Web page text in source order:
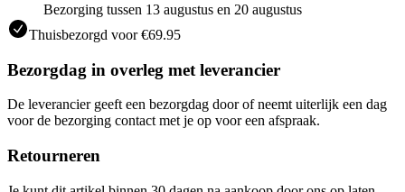
Bezorging tussen 13 augustus en 20 augustus
Thuisbezorgd voor €69.95
Bezorgdag in overleg met leverancier
De leverancier geeft een bezorgdag door of neemt uiterlijk een dag
voor de bezorging contact met je op voor een afspraak.
Retourneren